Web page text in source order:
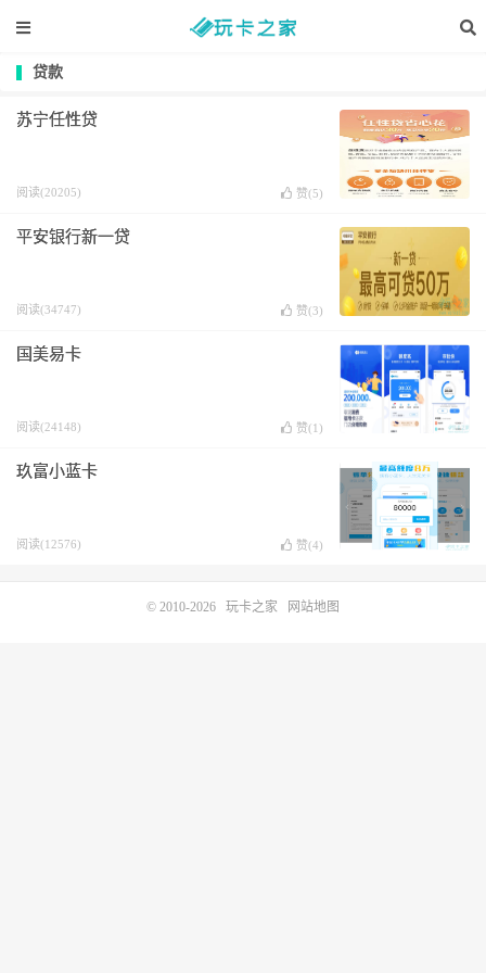
贷款
苏宁任性贷
阅读(20205) 赞(5)
平安银行新一贷
阅读(34747) 赞(3)
国美易卡
阅读(24148) 赞(1 )
玖富小蓝卡
阅读(12576) 赞(4)
© 2010-2026 玩卡之家 网站地图